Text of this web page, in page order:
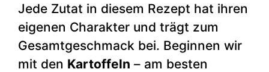
Jede Zutat in diesem Rezept hat ihren
eigenen Charakter und trägt zum
Gesamtgeschmack bei. Beginnen wir
mit den Kartoffeln – am besten